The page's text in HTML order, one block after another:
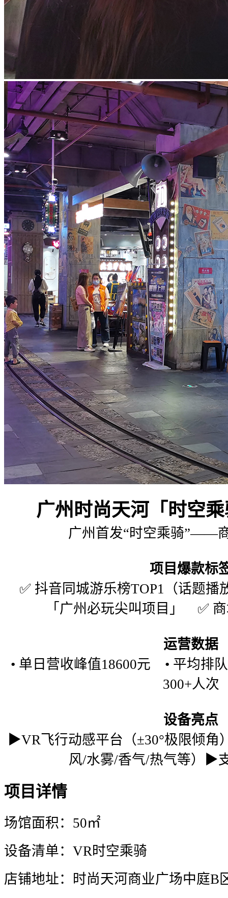
广州时尚天河「时空
广州首发“时空乘骑”——
项目爆款标
✅ 抖音同城游乐榜TOP1（话题
「广州必玩尖叫项目」 ✅
运营数据
• 单日营收峰值18600元 • 平均排
300+人次
设备亮点
▶VR飞行动感平台（±30°极限倾
风/水雾/香气/热气等）▶
项目详情
场馆面积：50㎡
设备清单：VR时空乘骑
店铺地址：时尚天河商业广场中庭B